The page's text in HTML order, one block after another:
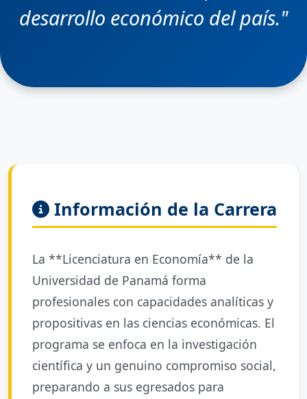
desarrollo económico del país."
Información de la Carrera
La **Licenciatura en Economía** de la
Universidad de Panamá forma
profesionales con capacidades analíticas y
propositivas en las ciencias económicas. El
programa se enfoca en la investigación
científica y un genuino compromiso social,
preparando a sus egresados para